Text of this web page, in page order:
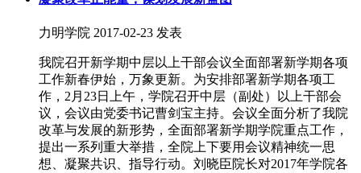
力明学院 2017-02-23 发表
我院召开新学期中层以上干部会议全面部署新学期各项
工作新春伊始，万象更新。为安排部署新学期各项工
作，2月23日上午，学院召开中层（副处）以上干部会
议，会议由党委书记曹剑宝主持。会议全面分析了我院
改革与发展的新形势，全面部署新学期学院重点工作，
提出一系列重大举措，全院上下要用会议精神统一思
想、凝聚共识、指导行动。刘晓臣院长对2017年学院各